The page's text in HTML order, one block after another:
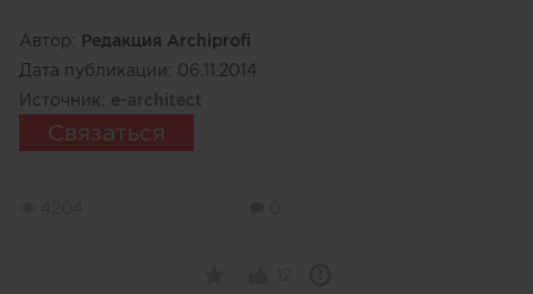
Автор: Редакция Archiprofi
Дата публикации: 06.11.2014
Источник: e-architect
Связаться